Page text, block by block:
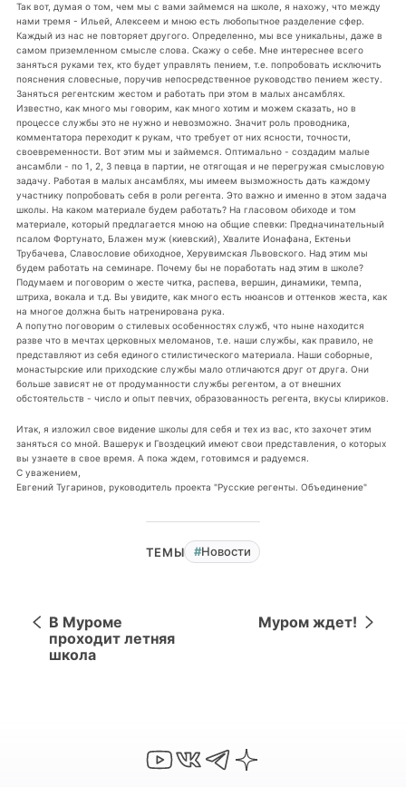
Так вот, думая о том, чем мы с вами займемся на школе, я нахожу, что между
нами тремя - Ильей, Алексеем и мною есть любопытное разделение сфер.
Каждый из нас не повторяет другого. Определенно, мы все уникальны, даже в
самом приземленном смысле слова. Скажу о себе. Мне интереснее всего
заняться руками тех, кто будет управлять пением, т.е. попробовать исключить
пояснения словесные, поручив непосредственное руководство пением жесту.
Заняться регентским жестом и работать при этом в малых ансамблях.
Известно, как много мы говорим, как много хотим и можем сказать, но в
процессе службы это не нужно и невозможно. Значит роль проводника,
комментатора переходит к рукам, что требует от них ясности, точности,
своевременности. Вот этим мы и займемся. Оптимально - создадим малые
ансамбли - по 1, 2, 3 певца в партии, не отягощая и не перегружая смысловую
задачу. Работая в малых ансамблях, мы имеем вызможность дать каждому
участнику попробовать себя в роли регента. Это важно и именно в этом задача
школы. На каком материале будем работать? На гласовом обиходе и том
материале, который предлагается мною на общие спевки: Предначинательный
псалом Фортунато, Блажен муж (киевский), Хвалите Ионафана, Ектеньи
Трубачева, Славословие обиходное, Херувимская Львовского. Над этим мы
будем работать на семинаре. Почему бы не поработать над этим в школе?
Подумаем и поговорим о жесте читка, распева, вершин, динамики, темпа,
штриха, вокала и т.д. Вы увидите, как много есть нюансов и оттенков жеста, как
на многое должна быть натренирована рука.
А попутно поговорим о стилевых особенностях служб, что ныне находится
разве что в мечтах церковных меломанов, т.е. наши службы, как правило, не
представляют из себя единого стилистического материала. Наши соборные,
монастырские или приходские службы мало отличаются друг от друга. Они
больше зависят не от продуманности службы регентом, а от внешних
обстоятельств - число и опыт певчих, образованность регента, вкусы клириков.
Итак, я изложил свое видение школы для себя и тех из вас, кто захочет этим
заняться со мной. Вашерук и Гвоздецкий имеют свои представления, о которых
вы узнаете в свое время. А пока ждем, готовимся и радуемся.
С уважением,
Евгений Тугаринов, руководитель проекта "Русские регенты. Объединение"
ТЕМЫ Новости
В Муроме
проходит летняя
школа
Муром ждет!